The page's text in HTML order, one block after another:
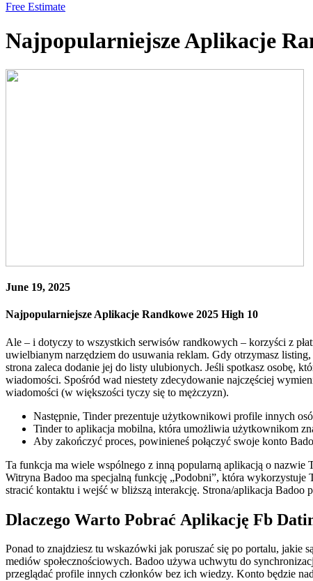
Free Estimate
Najpopularniejsze Aplikacje
June 19, 2025
Najpopularniejsze Aplikacje Randkowe 2025 High 10
Ale – i dotyczy to wszystkich serwisów randkowych – korzyści z
uwielbianym narzędziem do usuwania reklam. Gdy otrzymasz
strona zaleca dodanie jej do listy ulubionych. Jeśli spotkasz osobę,
wiadomości. Spośród wad niestety zdecydowanie najczęściej
wiadomości (w większości tyczy się to mężczyzn).
Następnie, Tinder prezentuje użytkownikowi profile innych
Tinder to aplikacja mobilna, która umożliwia użytkownikom
Aby zakończyć proces, powinieneś połączyć swoje konto
Ta funkcja ma wiele wspólnego z inną popularną aplikacją o
Witryna Badoo ma specjalną funkcję „Podobni”, która wykorzystuje
stracić kontaktu i wejść w bliższą interakcję. Strona/aplikacja Badoo
Dlaczego Warto Pobrać Aplikację Fb
Ponad to znajdziesz tu wskazówki jak poruszać się po portalu, jakie
mediów społecznościowych. Badoo używa uchwytu do
przeglądać profile innych członków bez ich wiedzy. Konto będzie